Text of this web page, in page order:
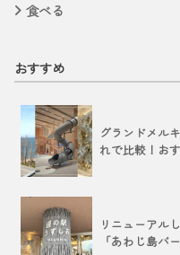
食べる
おすすめ
グランドメル
れで比較！お
リニューアル
「あわじ島バ